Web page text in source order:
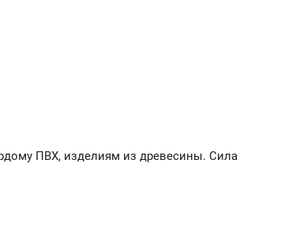
ПВХ, изделиям из древесины. Сила